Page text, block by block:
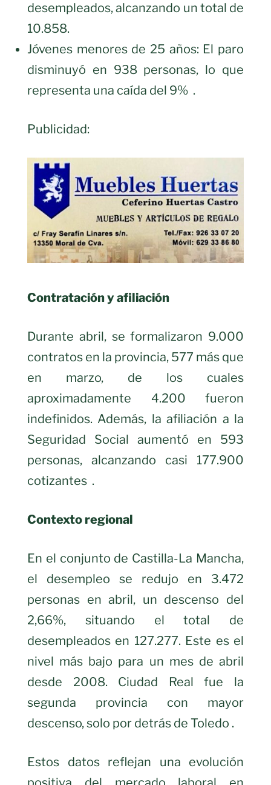
desempleados, alcanzando un total de
10.858.
Jóvenes menores de 25 años: El paro
disminuyó en 938 personas, lo que
representa una caída del 9% .
Publicidad:
Contratación y afiliación
Durante abril, se formalizaron 9.000
contratos en la provincia, 577 más que
en marzo, de los cuales
aproximadamente 4.200 fueron
indefinidos. Además, la afiliación a la
Seguridad Social aumentó en 593
personas, alcanzando casi 177.900
cotizantes .
Contexto regional
En el conjunto de Castilla-La Mancha,
el desempleo se redujo en 3.472
personas en abril, un descenso del
2,66%, situando el total de
desempleados en 127.277. Este es el
nivel más bajo para un mes de abril
desde 2008. Ciudad Real fue la
segunda provincia con mayor
descenso, solo por detrás de Toledo .
Estos datos reflejan una evolución